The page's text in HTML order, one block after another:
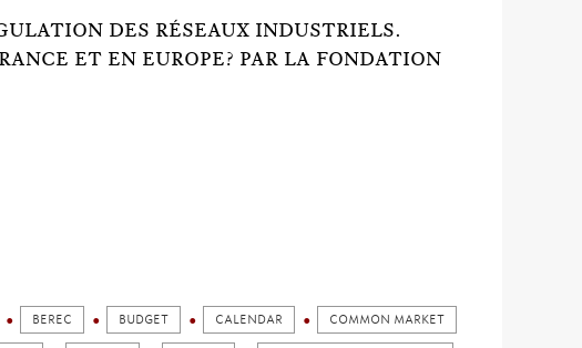
DES RÉSEAUX INDUSTRIELS.
ET EN EUROPE? PAR LA FONDATION
BEREC BUDGET CALENDAR COMMON MARKET